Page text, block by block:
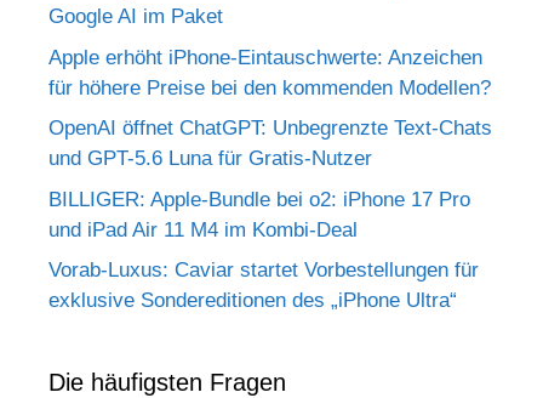
Google AI im Paket
Apple erhöht iPhone-Eintauschwerte: Anzeichen
für höhere Preise bei den kommenden Modellen?
OpenAI öffnet ChatGPT: Unbegrenzte Text-Chats
und GPT-5.6 Luna für Gratis-Nutzer
BILLIGER: Apple-Bundle bei o2: iPhone 17 Pro
und iPad Air 11 M4 im Kombi-Deal
Vorab-Luxus: Caviar startet Vorbestellungen für
exklusive Sondereditionen des „iPhone Ultra“
Die häufigsten Fragen